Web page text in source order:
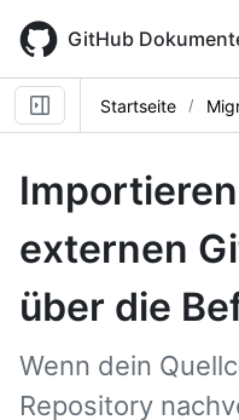
main
content
GitHub
Startseite
externen
über die
Wenn dein
Repository